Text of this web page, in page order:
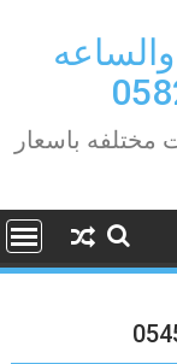
مختلفه باسعار